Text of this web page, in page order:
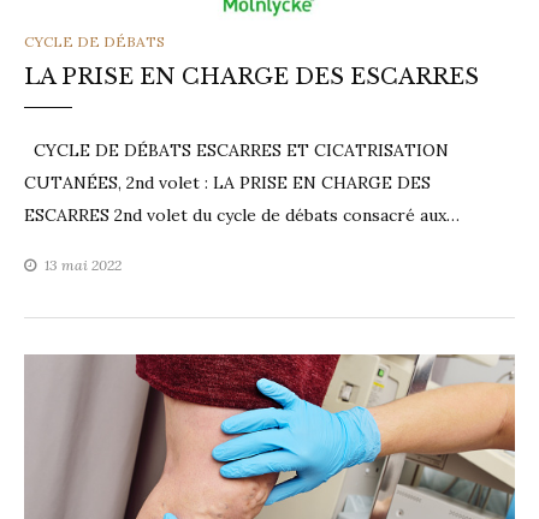
CATEGORIES
CYCLE DE DÉBATS
LA PRISE EN CHARGE DES ESCARRES
CYCLE DE DÉBATS ESCARRES ET CICATRISATION
CUTANÉES, 2nd volet : LA PRISE EN CHARGE DES
ESCARRES 2nd volet du cycle de débats consacré aux…
13 mai 2022